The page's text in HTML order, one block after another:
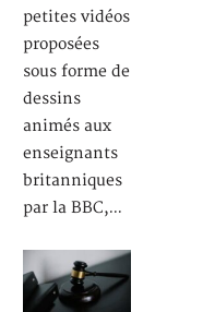
petites vidéos
proposées
sous forme de
dessins
animés aux
enseignants
britanniques
par la BBC,…